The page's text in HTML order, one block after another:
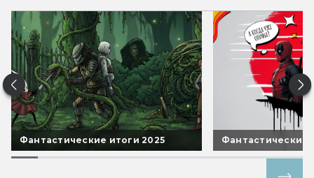
Фантастические итоги 2025 Фантастические